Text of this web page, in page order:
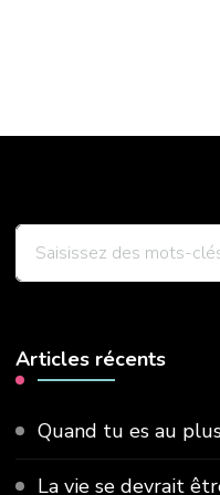
Vous
recherchiez
?
Articles récents
Quand tu es au
La vie se devrait